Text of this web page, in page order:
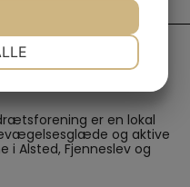
er en lokal
og aktive
i Alsted, Fjenneslev og